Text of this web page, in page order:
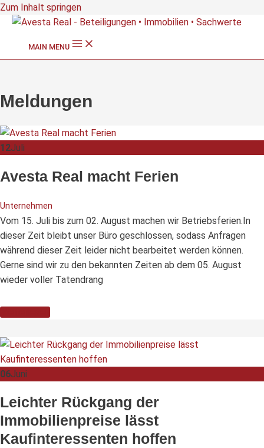
Zum Inhalt springen
MAIN MENU
Meldungen
12Juli
Avesta Real macht Ferien
Unternehmen
Vom 15. Juli bis zum 02. August machen wir Betriebsferien.In
dieser Zeit bleibt unser Büro geschlossen, sodass Anfragen
während dieser Zeit leider nicht bearbeitet werden können.
Gerne sind wir zu den bekannten Zeiten ab dem 05. August
wieder voller Tatendrang
06Juni
Leichter Rückgang der
Immobilienpreise lässt
Kaufinteressenten hoffen